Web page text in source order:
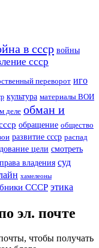
в ссср войны
ссср
переворот иго
культура материалы ВОИ
деле обман и
обращение общество
развитие ссср распад
цели смотреть
владения суд
хамелеоны
СССР этика
эл. почте
чтобы получать